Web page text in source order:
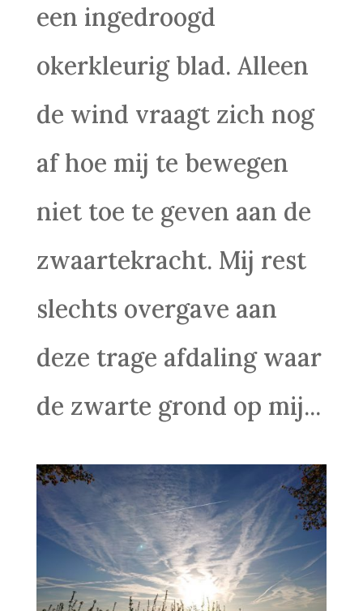
een ingedroogd
okerkleurig blad. Alleen
de wind vraagt zich nog
af hoe mij te bewegen
niet toe te geven aan de
zwaartekracht. Mij rest
slechts overgave aan
deze trage afdaling waar
de zwarte grond op mij...